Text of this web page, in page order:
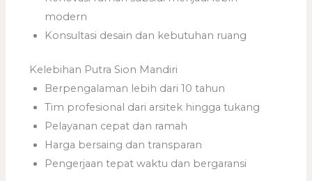
modern
Konsultasi desain dan kebutuhan ruang
Kelebihan Putra Sion Mandiri
Berpengalaman lebih dari 10 tahun
Tim profesional dari arsitek hingga tukang
Pelayanan cepat dan ramah
Harga bersaing dan transparan
Pengerjaan tepat waktu dan bergaransi